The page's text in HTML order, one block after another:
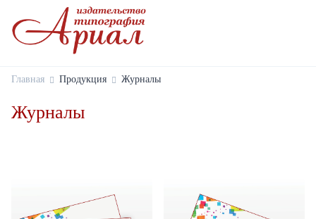
Главная Продукция Журналы
Журналы